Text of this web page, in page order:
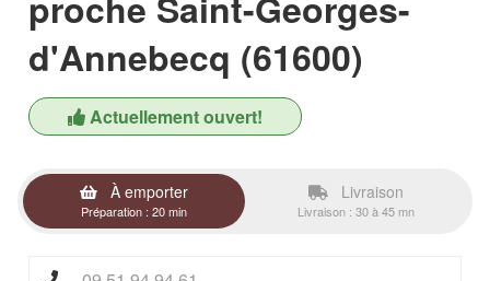
d'Annebecq (61600)
Actuellement ouvert!
À emporter
Préparation : 20 min
Livraison
Livraison : 30 à 45 mn